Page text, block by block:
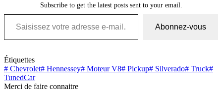
Subscribe to get the latest posts sent to your email.
Saisissez votre adresse e-mail…
Abonnez-vous
Étiquettes
# Chevrolet# Hennessey# Moteur V8# Pickup# Silverado# Truck#
TunedCar
Merci de faire connaitre